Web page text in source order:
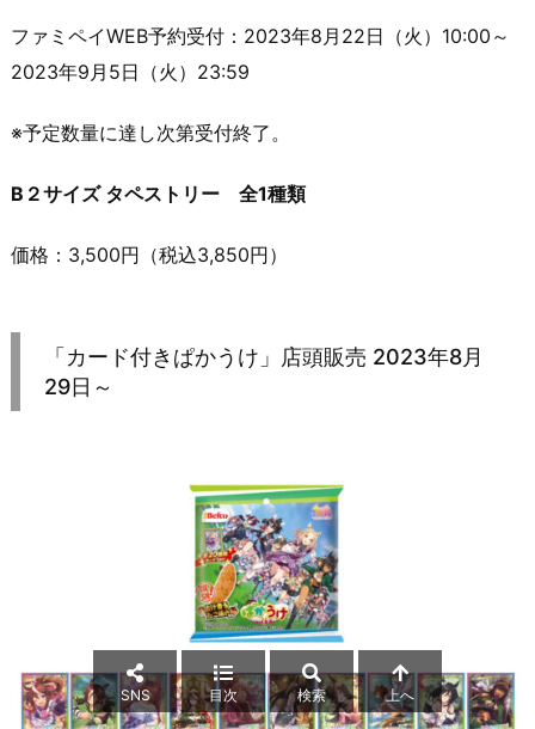
ファミペイWEB予約受付：2023年8月22日（火）10:00～
2023年9月5日（火）23:59
※予定数量に達し次第受付終了。
B２サイズ タペストリー 全1種類
価格：3,500円（税込3,850円）
「カード付きぱかうけ」店頭販売 2023年8月
29日～
SNS 目次 検索 上へ